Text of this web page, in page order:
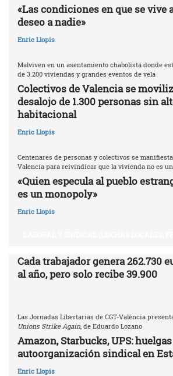
«Las condiciones en que se vive
deseo a nadie»
Enric Llopis
Malviven en un asentamiento chabolista donde
de 3.200 viviendas y grandes eventos de vela
Colectivos de Valencia se
desalojo de 1.300 personas sin
habitacional
Enric Llopis
Centenares de personas y colectivos se
Valencia para reivindicar que la vivienda no es
«Quien especula al pueblo
es un monopoly»
Enric Llopis
Cada trabajador genera 262.730
al año, pero solo recibe 39.900
Las Jornadas Libertarias de CGT-València
Unions Strike Again, de Eduardo Lozano
Amazon, Starbucks, UPS:
autoorganización sindical en
Enric Llopis